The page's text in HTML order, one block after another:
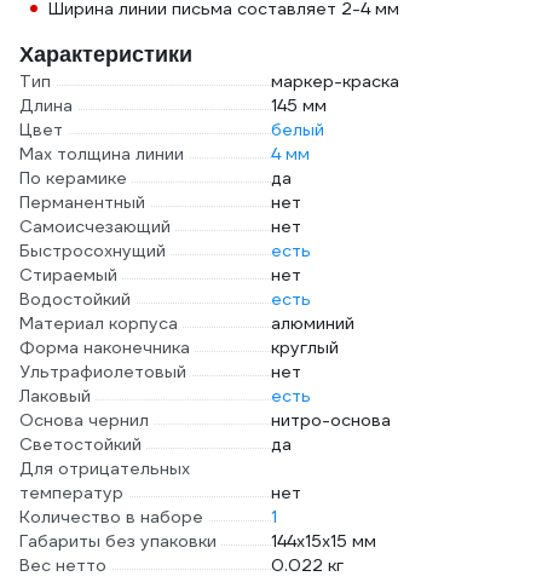
Ширина линии письма составляет 2-4 мм
Характеристики
Тип
маркер-краска
Длина
145 мм
Цвет
белый
Мах толщина линии
4 мм
По керамике
да
Перманентный
нет
Самоисчезающий
нет
Быстросохнущий
есть
Стираемый
нет
Водостойкий
есть
Материал корпуса
алюминий
Форма наконечника
круглый
Ультрафиолетовый
нет
Лаковый
есть
Основа чернил
нитро-основа
Светостойкий
да
Для отрицательных
температур
нет
Количество в наборе
1
Габариты без упаковки
144х15х15 мм
Вес нетто
0.022 кг